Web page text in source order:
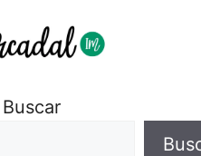
Buscar